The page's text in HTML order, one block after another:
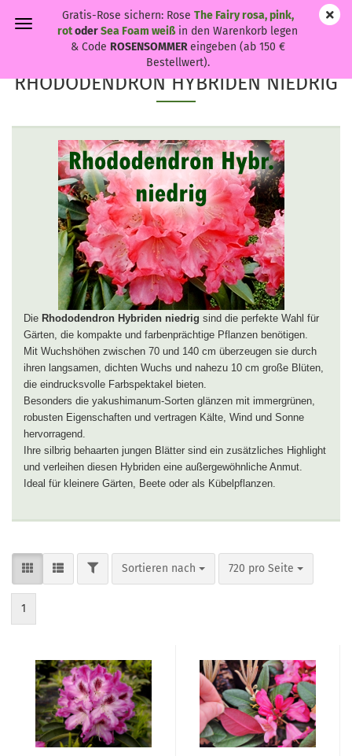
Gratis-Rose sichern: Rose The Fairy rosa, pink,
rotoderSea Foam weißin den Warenkorb legen
& Code ROSENSOMMEReingeben (ab 150 €
Bestellwert).
RHODODENDRON HYBRIDEN NIEDRIG
Die Rhododendron Hybriden niedrig sind die perfekte Wahl für
Gärten, die kompakte und farbenprächtige Pflanzen benötigen.
Mit Wuchshöhen zwischen 70 und 140 cm überzeugen sie durch
ihren langsamen, dichten Wuchs und nahezu 10 cm große Blüten,
die eindrucksvolle Farbspektakel bieten.
Besonders die yakushimanum-Sorten glänzen mit immergrünen,
robusten Eigenschaften und vertragen Kälte, Wind und Sonne
hervorragend.
Ihre silbrig behaarten jungen Blätter sind ein zusätzliches Highlight
und verleihen diesen Hybriden eine außergewöhnliche Anmut.
Ideal für kleinere Gärten, Beete oder als Kübelpflanzen.
FILTERSortieren nach
Sortieren nach 720 pro Seite
pro Seite
1